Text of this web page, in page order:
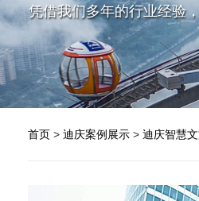
凭借我们多年的行业经验
首页 > 迪庆案例展示 > 迪庆智慧